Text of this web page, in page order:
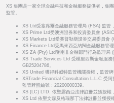
XS 集團是一家全球金融科技和金融服務提供者，集
監管。
XS Ltd受塞席爾金融服務管理局 (FSA) 監管
XS Prime Ltd受澳洲證券和投資委員會
XS Markets Ltd受賽普勒斯證券交易委員會
XS Finance Ltd受馬來西亞納閩金融服務管
XS ZA (Pty) Ltd受南非金融部門行為監理局
XS Trade Services Ltd 受模里西斯金融服務
GB25204786。
XS United 獲得科威特監管機關授權，監管牌
XSTrade Financial Consultation L.L.C 受阿
監管牌照編號：20200000339。
XS (LC) LTD. 依聖露西亞法律註冊並獲授權
XS Ltd 依聖文森及格瑞那丁法律註冊並獲授